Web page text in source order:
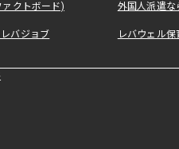
クトボード) 外国人派遣な
バジョブ レバウェル